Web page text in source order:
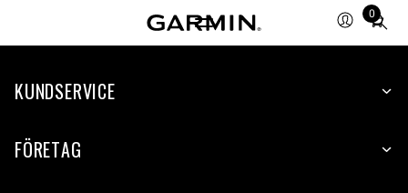
0
Total
items
cart:
KUNDSERVICE
FÖRETAG